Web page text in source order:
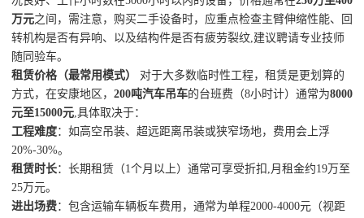
万元之间，需注意，购买二手设备时，应重点检查主臂伸缩性能、回
转机构是否有异响、以及结构件是否有疲劳裂纹,建议聘请专业技师
随同验车。
租赁价格（最常用模式）
对于大多数临时性工程，租赁是更划算的
方式，在安康地区， 200吨汽车吊车的台班费（8小时计）通常为8000
元至15000元,具体取决于：
工程难度：如高空吊装、超远距离吊装或狭窄场地，费用会上浮
20%-30%。
租赁时长：长期租赁（1个月以上）通常可享受折扣,月租金约19万至
25万元。
进出场费：包含运输车辆板车费用，通常为单程2000-4000元（视距